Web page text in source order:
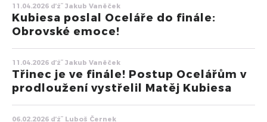
11.04.2026 ďż˝ Jakub Vaněček
Kubiesa poslal Oceláře do finále:
Obrovské emoce!
11.04.2026 ďż˝ Jakub Vaněček
Třinec je ve finále! Postup Ocelářům v
prodloužení vystřelil Matěj Kubiesa
06.02.2026 ďż˝ Luboš Černek